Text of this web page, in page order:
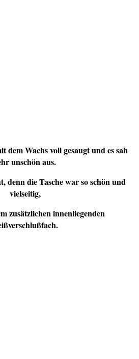
dem Wachs voll gesaugt und es sah
unschön aus.
denn die Tasche war so schön und
vielseitig,
zusätzlichen innenliegenden